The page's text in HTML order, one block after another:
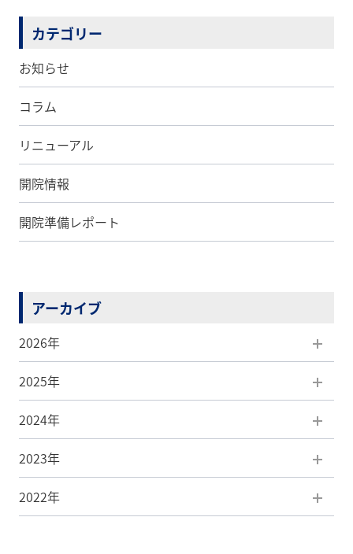
カテゴリー
お知らせ
コラム
リニューアル
開院情報
開院準備レポート
アーカイブ
2026年
8月(1)
7月(5)
6月(5)
5月(5)
2025年
12月(5)
11月(7)
10月(5)
2024年
12月(3)
11月(4)
2023年
12月(3)
2022年